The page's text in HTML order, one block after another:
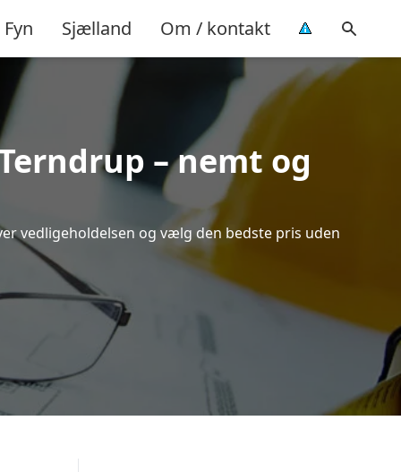
Fyn Sjælland Om / kontakt
– nemt og
vedligeholdelsen og vælg den bedste pris uden